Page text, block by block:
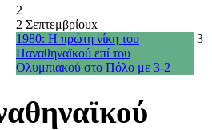
2
2 Σεπτεμβρίουx
1980: Η πρώτη νίκη του
Παναθηναϊκού επί του
Ολυμπιακού στο Πόλο με 3-2
3